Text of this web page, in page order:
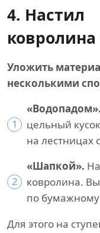
4. Настил
ковролина
Уложить
несколькими
1
«Водопадом».
цельный
на
2
«Шапкой».
ковролина.
по
Для этого на